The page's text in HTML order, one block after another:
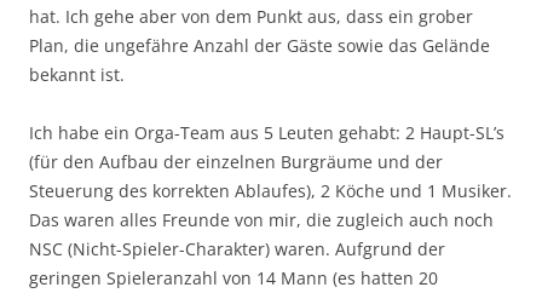
hat. Ich gehe aber von dem Punkt aus, dass ein grober
Plan, die ungefähre Anzahl der Gäste sowie das Gelände
bekannt ist.
Ich habe ein Orga-Team aus 5 Leuten gehabt: 2 Haupt-SL’s
(für den Aufbau der einzelnen Burgräume und der
Steuerung des korrekten Ablaufes), 2 Köche und 1 Musiker.
Das waren alles Freunde von mir, die zugleich auch noch
NSC (Nicht-Spieler-Charakter) waren. Aufgrund der
geringen Spieleranzahl von 14 Mann (es hatten 20